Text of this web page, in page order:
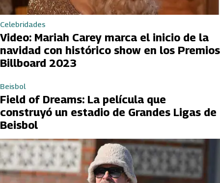
Celebridades
Video: Mariah Carey marca el inicio de la
navidad con histórico show en los Premios
Billboard 2023
Beisbol
Field of Dreams: La película que
construyó un estadio de Grandes Ligas de
Beisbol